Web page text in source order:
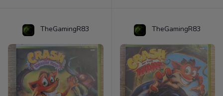
TheGamingR83 TheGamingR83